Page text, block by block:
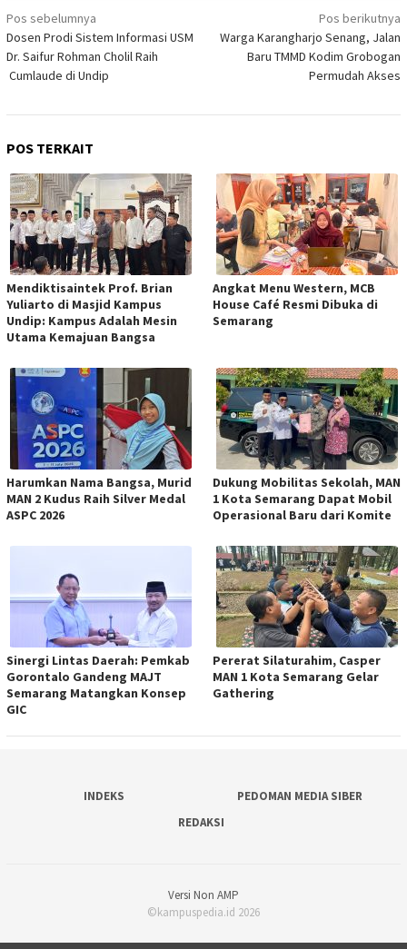
Navigasi
pos
Pos sebelumnya
Dosen Prodi Sistem Informasi USM
Dr. Saifur Rohman Cholil Raih
Cumlaude di Undip
Pos berikutnya
Warga Karangharjo Senang, Jalan
Baru TMMD Kodim Grobogan
Permudah Akses
POS TERKAIT
Mendiktisaintek Prof. Brian
Yuliarto di Masjid Kampus
Undip: Kampus Adalah Mesin
Utama Kemajuan Bangsa
Angkat Menu Western, MCB
House Café Resmi Dibuka di
Semarang
Harumkan Nama Bangsa, Murid
MAN 2 Kudus Raih Silver Medal
ASPC 2026
Dukung Mobilitas Sekolah, MAN
1 Kota Semarang Dapat Mobil
Operasional Baru dari Komite
Sinergi Lintas Daerah: Pemkab
Gorontalo Gandeng MAJT
Semarang Matangkan Konsep
GIC
Pererat Silaturahim, Casper
MAN 1 Kota Semarang Gelar
Gathering
INDEKS
PEDOMAN MEDIA SIBER
REDAKSI
Versi Non AMP
©kampuspedia.id 2026